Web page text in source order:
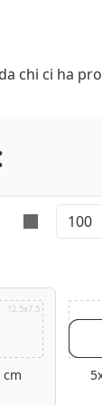
chi ci ha
12,5x7,5
cm